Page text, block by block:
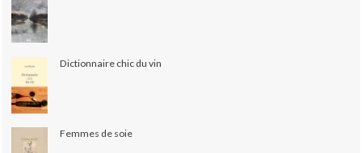
Dictionnaire chic du vin
Femmes de soie